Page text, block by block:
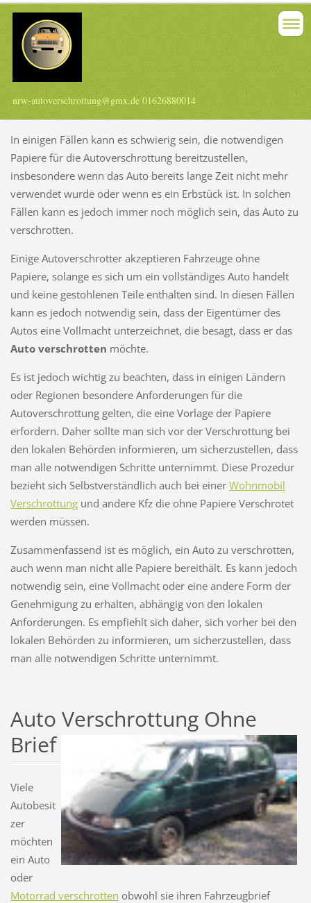
nrw-autoverschrottung@gmx.de 01626880014
In einigen Fällen kann es schwierig sein, die notwendigen
Papiere für die Autoverschrottung bereitzustellen,
insbesondere wenn das Auto bereits lange Zeit nicht mehr
verwendet wurde oder wenn es ein Erbstück ist. In solchen
Fällen kann es jedoch immer noch möglich sein, das Auto zu
verschrotten.
Einige Autoverschrotter akzeptieren Fahrzeuge ohne
Papiere, solange es sich um ein vollständiges Auto handelt
und keine gestohlenen Teile enthalten sind. In diesen Fällen
kann es jedoch notwendig sein, dass der Eigentümer des
Autos eine Vollmacht unterzeichnet, die besagt, dass er das
Auto verschrotten möchte.
Es ist jedoch wichtig zu beachten, dass in einigen Ländern
oder Regionen besondere Anforderungen für die
Autoverschrottung gelten, die eine Vorlage der Papiere
erfordern. Daher sollte man sich vor der Verschrottung bei
den lokalen Behörden informieren, um sicherzustellen, dass
man alle notwendigen Schritte unternimmt. Diese Prozedur
bezieht sich Selbstverständlich auch bei einer Wohnmobil
Verschrottungund andere Kfz die ohne Papiere Verschrotet
werden müssen.
Zusammenfassend ist es möglich, ein Auto zu verschrotten,
auch wenn man nicht alle Papiere bereithält. Es kann jedoch
notwendig sein, eine Vollmacht oder eine andere Form der
Genehmigung zu erhalten, abhängig von den lokalen
Anforderungen. Es empfiehlt sich daher, sich vorher bei den
lokalen Behörden zu informieren, um sicherzustellen, dass
man alle notwendigen Schritte unternimmt.
Auto Verschrottung Ohne
Brief
Viele
Autobesit
zer
möchten
ein Auto
oder
Motorrad verschrotten obwohl sie ihren Fahrzeugbrief